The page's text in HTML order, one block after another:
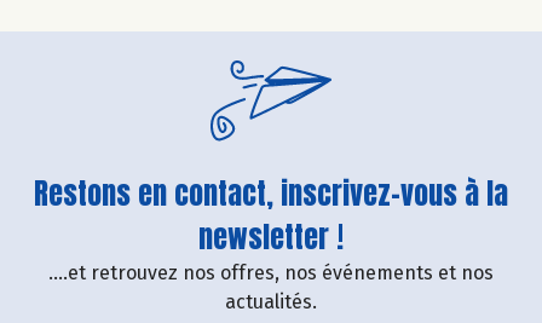
Restons en contact, inscrivez-vous à la
newsletter !
....et retrouvez nos offres, nos événements et nos
actualités.